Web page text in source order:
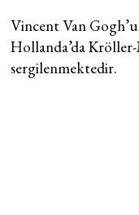
Vincent Van
Hollanda’da
sergilenmektedir.